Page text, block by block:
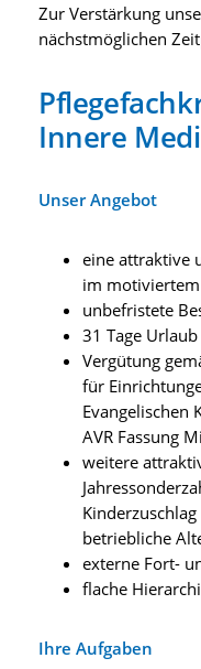
Zur Verstärkung
nächstmöglichen
Innere
Unser Angebot
eine attraktive
im motiviertem
unbefristete
31 Tage Urlaub
Vergütung
für
Evangelischen
AVR Fassung
weitere
betriebliche
externe Fort-
flache
Ihre Aufgaben